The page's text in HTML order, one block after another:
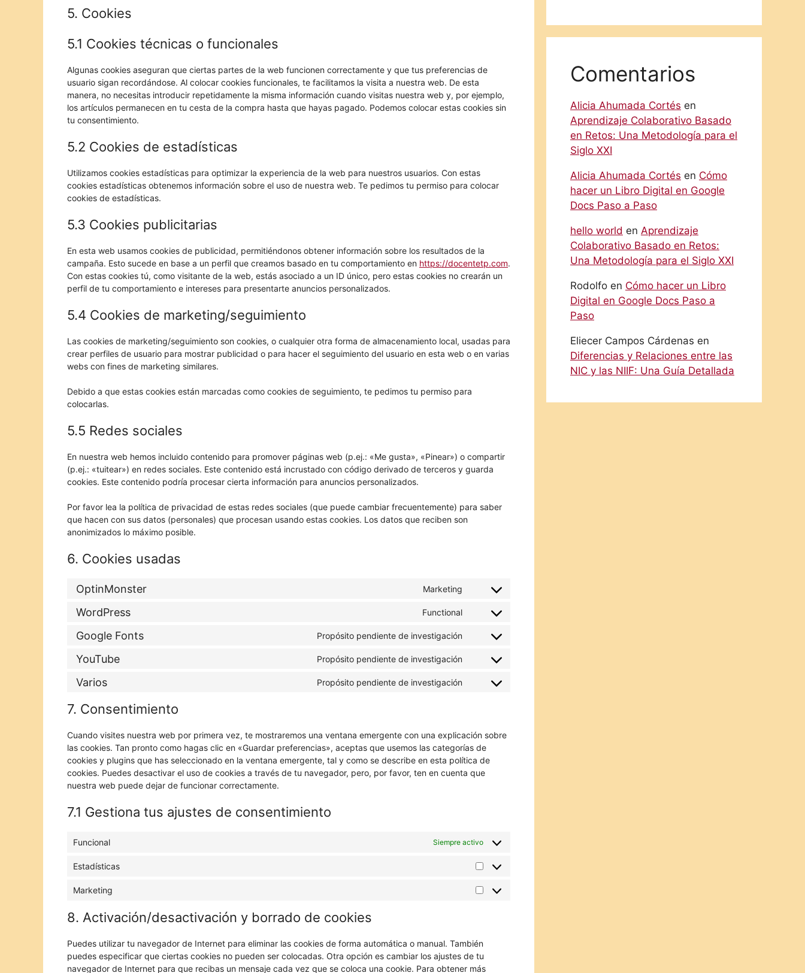
5. Cookies
5.1 Cookies técnicas o funcionales
Algunas cookies aseguran que ciertas partes de la web funcionen correctamente y que tus preferencias de
usuario sigan recordándose. Al colocar cookies funcionales, te facilitamos la visita a nuestra web. De esta
manera, no necesitas introducir repetidamente la misma información cuando visitas nuestra web y, por ejemplo,
los artículos permanecen en tu cesta de la compra hasta que hayas pagado. Podemos colocar estas cookies sin
tu consentimiento.
5.2 Cookies de estadísticas
Utilizamos cookies estadísticas para optimizar la experiencia de la web para nuestros usuarios. Con estas
cookies estadísticas obtenemos información sobre el uso de nuestra web. Te pedimos tu permiso para colocar
cookies de estadísticas.
5.3 Cookies publicitarias
En esta web usamos cookies de publicidad, permitiéndonos obtener información sobre los resultados de la
campaña. Esto sucede en base a un perfil que creamos basado en tu comportamiento en https://docentetp.com.
Con estas cookies tú, como visitante de la web, estás asociado a un ID único, pero estas cookies no crearán un
perfil de tu comportamiento e intereses para presentarte anuncios personalizados.
5.4 Cookies de marketing/seguimiento
Las cookies de marketing/seguimiento son cookies, o cualquier otra forma de almacenamiento local, usadas para
crear perfiles de usuario para mostrar publicidad o para hacer el seguimiento del usuario en esta web o en varias
webs con fines de marketing similares.
Debido a que estas cookies están marcadas como cookies de seguimiento, te pedimos tu permiso para
colocarlas.
5.5 Redes sociales
En nuestra web hemos incluido contenido para promover páginas web (p.ej.: «Me gusta», «Pinear») o compartir
(p.ej.: «tuitear») en redes sociales. Este contenido está incrustado con código derivado de terceros y guarda
cookies. Este contenido podría procesar cierta información para anuncios personalizados.
Por favor lea la política de privacidad de estas redes sociales (que puede cambiar frecuentemente) para saber
que hacen con sus datos (personales) que procesan usando estas cookies. Los datos que reciben son
anonimizados lo máximo posible.
6. Cookies usadas
OptinMonster Marketing
Consent
service
optinmonster
WordPress Functional
Consent
service
wordpress
Google Fonts Propósito pendiente de investigación
Consent
service
google-
YouTube Propósito pendiente de investigación
Consent
service
Varios Propósito pendiente de investigación
Consent
7. Consentimiento
Cuando visites nuestra web por primera vez, te mostraremos una ventana emergente con una explicación sobre
las cookies. Tan pronto como hagas clic en «Guardar preferencias», aceptas que usemos las categorías de
cookies y plugins que has seleccionado en la ventana emergente, tal y como se describe en esta política de
cookies. Puedes desactivar el uso de cookies a través de tu navegador, pero, por favor, ten en cuenta que
nuestra web puede dejar de funcionar correctamente.
7.1 Gestiona tus ajustes de consentimiento
Funcional Siempre activo
Estadísticas
Estadísticas
Marketing
Marketing
8. Activación/desactivación y borrado de cookies
Puedes utilizar tu navegador de Internet para eliminar las cookies de forma automática o manual. También
puedes especificar que ciertas cookies no pueden ser colocadas. Otra opción es cambiar los ajustes de tu
navegador de Internet para que recibas un mensaje cada vez que se coloca una cookie. Para obtener más
Comentarios
Alicia Ahumada Cortés en
Aprendizaje Colaborativo Basado
en Retos: Una Metodología para el
Siglo XXI
Alicia Ahumada Cortés en Cómo
hacer un Libro Digital en Google
Docs Paso a Paso
hello world en Aprendizaje
Colaborativo Basado en Retos:
Una Metodología para el Siglo XXI
Rodolfo en Cómo hacer un Libro
Digital en Google Docs Paso a
Paso
Eliecer Campos Cárdenas en
Diferencias y Relaciones entre las
NIC y las NIIF: Una Guía Detallada